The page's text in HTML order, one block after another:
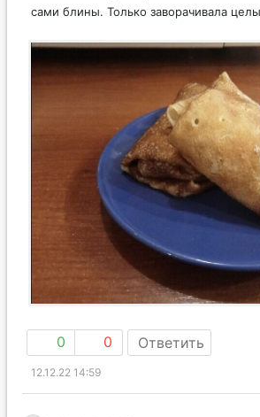
сами блины. Только заворачивала
0 0 Ответить
12.12.22 14:59